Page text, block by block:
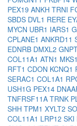
PEX19 ANKH TRNI
SBDS DVL1 RERE
MYCN UBR1 IARS1
CPLANE1 ANKRD11
EDNRB DMXL2
COL11A1 ATN1 MKS1
RFT1 CDON KCNQ1
SERAC1 COL1A1
USH1G PEX14
TNFRSF11A TRNK
SHH TPM1 XYLT2
COL11A1 LRP12 SKI